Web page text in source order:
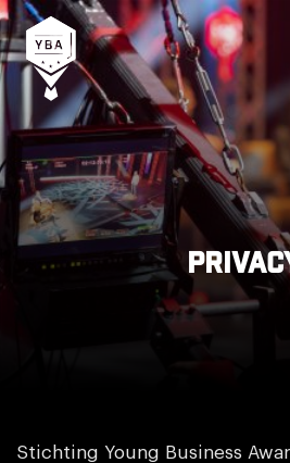
Young Business Award
Stichting Young Business